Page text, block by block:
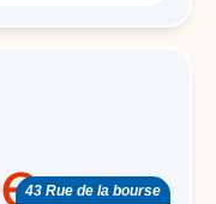
43 Rue de la bourse